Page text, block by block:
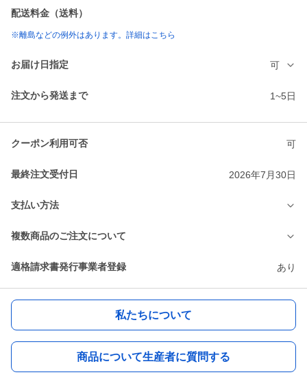
配送料金（送料）
※離島などの例外はあります。詳細はこちら
お届け日指定 可
注文から発送まで 1~5日
クーポン利用可否 可
最終注文受付日 2026年7月30日
支払い方法
複数商品のご注文について
適格請求書発行事業者登録 あり
私たちについて
商品について生産者に質問する